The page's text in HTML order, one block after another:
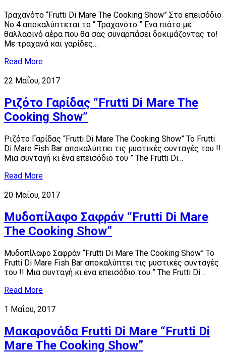
Τραχανότο “Frutti Di Mare The Cooking Show” Στο επεισόδιο
Νο 4 αποκαλύπτεται το “ Τραχανότο ” Ένα πιάτο με
θαλλασινό αέρα που θα σας συναρπάσει δοκιμάζοντας το!
Με τραχανά και γαρίδες…
Read More
22 Μαΐου, 2017
Ριζότο Γαρίδας “Frutti Di Mare The
Cooking Show”
Ριζότο Γαρίδας “Frutti Di Mare The Cooking Show” Το Frutti
Di Mare Fish Bar αποκαλύπτει τις μυστικές συνταγές του !!
Μια συνταγή κι ένα επεισόδιο του ” The Frutti Di…
Read More
20 Μαΐου, 2017
Μυδοπίλαφο Σαφράν “Frutti Di Mare
The Cooking Show”
Μυδοπίλαφο Σαφράν “Frutti Di Mare The Cooking Show” Το
Frutti Di Mare Fish Bar αποκαλύπτει τις μυστικές συνταγές
του !! Μια συνταγή κι ένα επεισόδιο του ” The Frutti Di…
Read More
1 Μαΐου, 2017
Μακαρονάδα Frutti Di Mare “Frutti Di
Mare The Cooking Show”